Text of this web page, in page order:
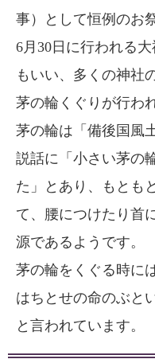
事）として恒例のお
6月30日に行われる
もいい、多くの神社
茅の輪くぐりが行わ
茅の輪は「備後国風
説話に「小さい茅の
た」とあり、もとも
て、腰につけたり首
源であるようです。
茅の輪をくぐる時に
はちとせの命のぶと
と言われています。